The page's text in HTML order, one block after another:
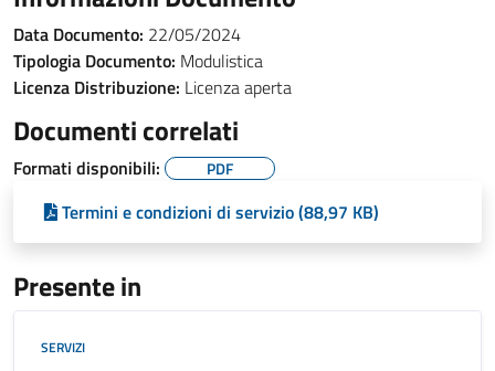
Data Documento: 22/05/2024
Tipologia Documento: Modulistica
Licenza Distribuzione: Licenza aperta
Documenti correlati
Formati disponibili: PDF
Termini e condizioni di servizio (88,97 KB)
Presente in
SERVIZI